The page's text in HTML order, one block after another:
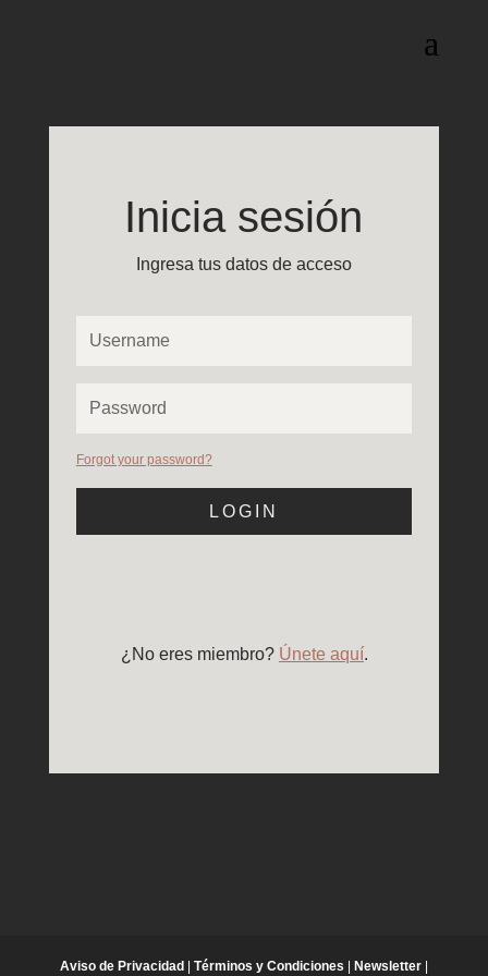
Inicia sesión
Ingresa tus datos de acceso
Forgot your password?
LOGIN
¿No eres miembro? Únete aquí.
Aviso de Privacidad| Términos y Condiciones | Newsletter|